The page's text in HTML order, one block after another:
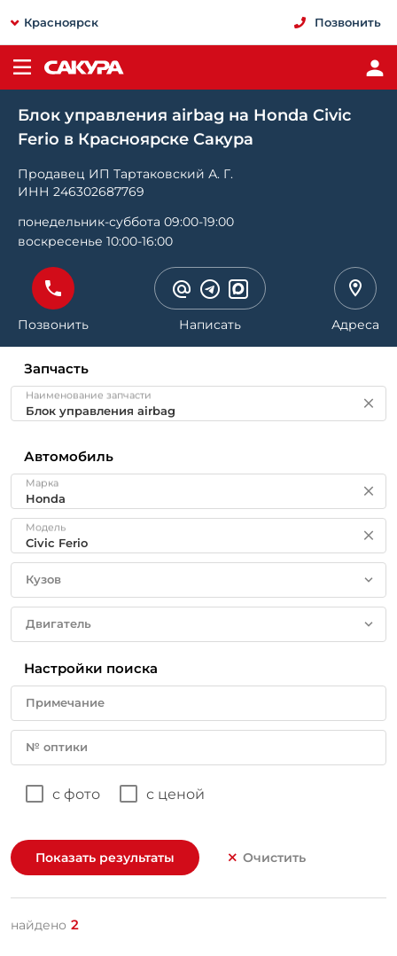
Красноярск Позвонить
Блок управления airbag на Honda Civic
Ferio в Красноярске Сакура
Продавец ИП Тартаковский А. Г.
ИНН 246302687769
понедельник-суббота 09:00-19:00
воскресенье 10:00-16:00
Позвонить Написать Адреса
Запчасть
Наименование запчасти
Автомобиль
Марка
Модель
Кузов
Двигатель
Настройки поиска
Примечание
№ оптики
с фото с ценой
Показать результаты Очистить
найдено 2